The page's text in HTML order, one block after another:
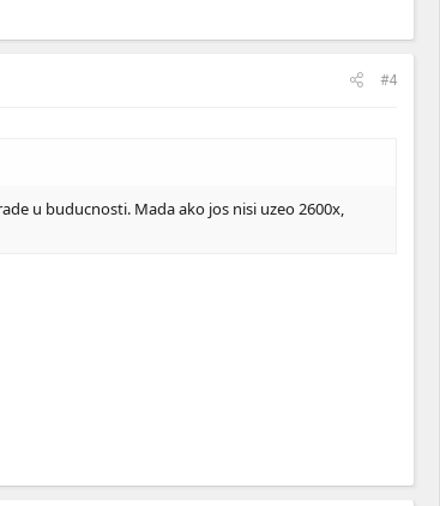
#4
u buducnosti. Mada ako jos nisi uzeo 2600x,